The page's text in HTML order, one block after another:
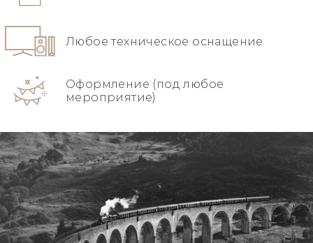
Любое техническое оснащение
Оформление (под любое
мероприятие)